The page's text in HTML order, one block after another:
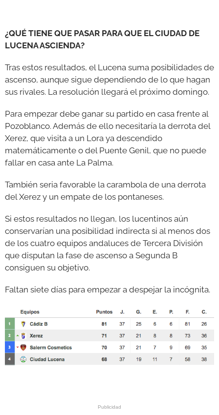
¿QUÉ TIENE QUE PASAR PARA QUE EL CIUDAD DE
LUCENA ASCIENDA?
Tras estos resultados, el Lucena suma posibilidades de
ascenso, aunque sigue dependiendo de lo que hagan
sus rivales. La resolución llegará el próximo domingo.
Para empezar debe ganar su partido en casa frente al
Pozoblanco. Además de ello necesitaría la derrota del
Xerez, que visita a un Lora ya descendido
matemáticamente o del Puente Genil, que no puede
fallar en casa ante La Palma.
También seria favorable la carambola de una derrota
del Xerez y un empate de los pontaneses.
Si estos resultados no llegan, los lucentinos aún
conservarían una posibilidad indirecta si al menos dos
de los cuatro equipos andaluces de Tercera División
que disputan la fase de ascenso a Segunda B
consiguen su objetivo.
Faltan siete días para empezar a despejar la incógnita.